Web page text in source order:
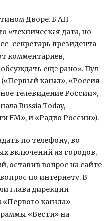
Дворе. В АП
«техническая дата, но
секретарь президента
комментариев,
еще рано». Пул
канал», «Россия
телевидение России»,
Russia Today,
FM», и «Радио России»).
по телефону, во
включений из городов,
оставив вопрос на сайте
по интернету. В
глава дирекции
канала»
«Вести» на